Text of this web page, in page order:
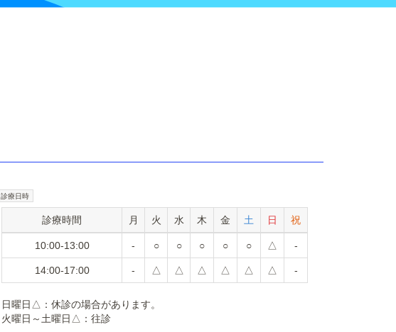
診療日時
診療時間 月 火 水 木 金 土 日 祝
10:00-13:00 - ○ ○ ○ ○ ○ △ -
14:00-17:00 - △ △ △ △ △ △ -
日曜日△：休診の場合があります。
火曜日～土曜日△：往診